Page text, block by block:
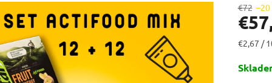
€72 –20
€2,67 /